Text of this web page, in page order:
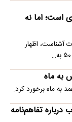
است؛ اما نه
آشناست، اظهار
تفاهم‌نامه